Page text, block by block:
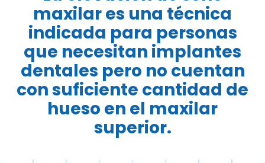
maxilar es una técnica
indicada para personas
que necesitan implantes
dentales pero no cuentan
con suficiente cantidad de
hueso en el maxilar
superior.